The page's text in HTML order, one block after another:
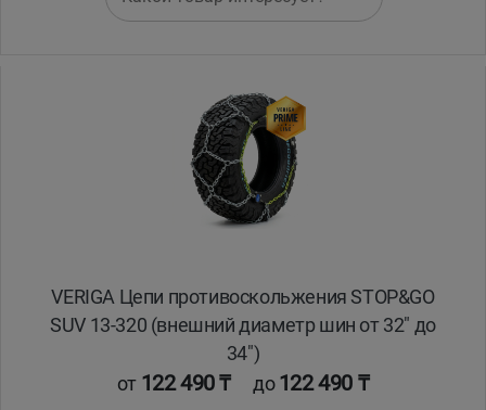
VERIGA Цепи противоскольжения STOP&GO
SUV 13-320 (внешний диаметр шин от 32" до
34")
от 122 490 ₸ до122 490 ₸